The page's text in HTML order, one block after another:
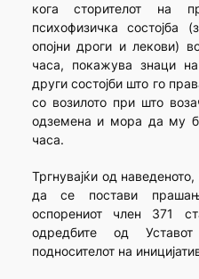
кога сторителот на
психофизичка состојба
опојни дроги и лекови)
часа, покажува знаци
други состојби што го
со возилото при што
одземена и мора да му
часа.
Тргнувајќи од
да се постави
оспорениот член 371
одредбите од
подносителот на